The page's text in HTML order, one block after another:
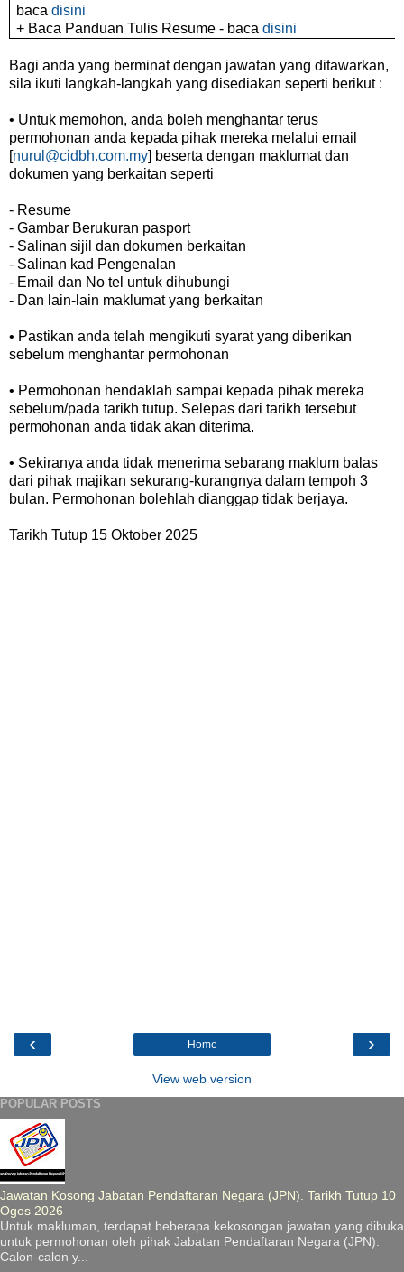
bacadisini
+ Baca Panduan Tulis Resume - bacadisini
Bagi anda yang berminat dengan jawatan yang ditawarkan,
sila ikuti langkah-langkah yang disediakan seperti berikut :
• Untuk memohon, anda boleh menghantar terus
permohonan anda kepada pihak mereka melalui email
[nurul@cidbh.com.my] beserta dengan maklumat dan
dokumen yang berkaitan seperti
- Resume
- Gambar Berukuran pasport
- Salinan sijil dan dokumen berkaitan
- Salinan kad Pengenalan
- Email dan No tel untuk dihubungi
- Dan lain-lain maklumat yang berkaitan
• Pastikan anda telah mengikuti syarat yang diberikan
sebelum menghantar permohonan
• Permohonan hendaklah sampai kepada pihak mereka
sebelum/pada tarikh tutup. Selepas dari tarikh tersebut
permohonan anda tidak akan diterima.
• Sekiranya anda tidak menerima sebarang maklum balas
dari pihak majikan sekurang-kurangnya dalam tempoh 3
bulan. Permohonan bolehlah dianggap tidak berjaya.
Tarikh Tutup 15 Oktober 2025
‹ ›
Home
View web version
POPULAR POSTS
Jawatan Kosong Jabatan Pendaftaran Negara (JPN). Tarikh Tutup 10
Ogos 2026
Untuk makluman, terdapat beberapa kekosongan jawatan yang dibuka
untuk permohonan oleh pihak Jabatan Pendaftaran Negara (JPN).
Calon-calon y...